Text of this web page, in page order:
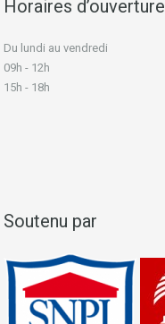
Horaires d’ouverture
Du lundi au vendredi
09h - 12h
15h - 18h
Soutenu par